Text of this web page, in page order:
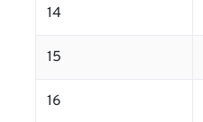
14
15
16